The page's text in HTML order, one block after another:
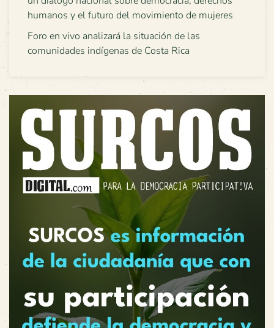
humanos y el futuro del movimiento de mujeres
Foro en vivo analizará la situación de las
comunidades indígenas de Costa Rica